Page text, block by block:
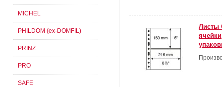
Листы
MICHEL
PHILDOM (ex-DOMFIL)
PRINZ
PRO
SAFE